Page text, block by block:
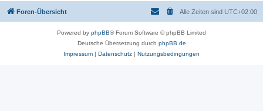
Foren-Übersicht Alle Zeiten sind UTC+02:00
Powered by phpBB® Forum Software © phpBB Limited
Deutsche Übersetzung durch phpBB.de
Impressum | Datenschutz | Nutzungsbedingungen